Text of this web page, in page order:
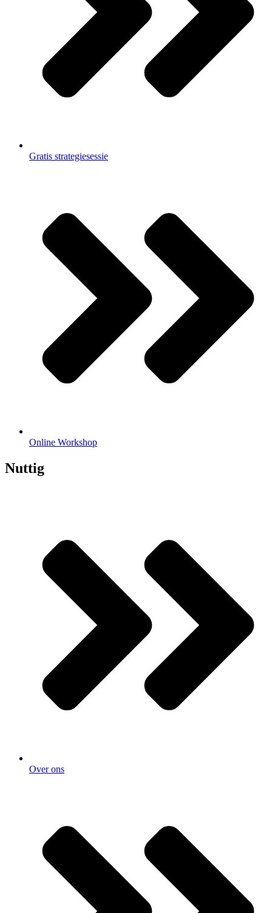
Gratis strategiesessie
Online Workshop
Nuttig
Over ons